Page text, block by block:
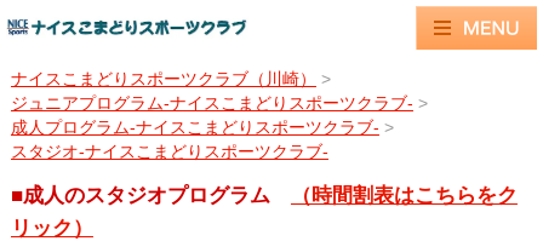
ナイスこまどりスポーツクラブ（川崎）
>
ジュニアプログラム-ナイスこまどりスポーツクラブ- >
成人プログラム-ナイスこまどりスポーツクラブ- >
スタジオ-ナイスこまどりスポーツクラブ-
■成人のスタジオプログラム
（時間割表はこちらをク
リック）